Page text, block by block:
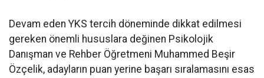
Devam eden YKS tercih döneminde dikkat edilmesi
gereken önemli hususlara değinen Psikolojik
Danışman ve Rehber Öğretmeni Muhammed Beşir
Özçelik, adayların puan yerine başarı sıralamasını esas